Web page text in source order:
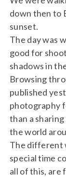
down then to
sunset.
The day was
good for
shadows in
Browsing
published
photography
than a
the world
The different
special time
all of this, are